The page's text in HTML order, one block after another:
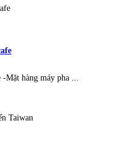
Mặt hàng máy pha ...